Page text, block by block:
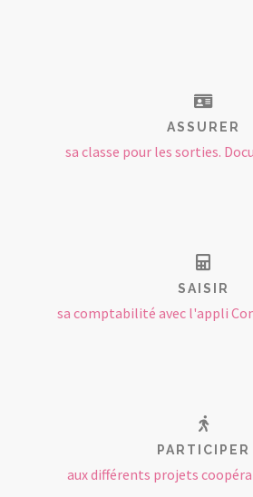
ASSURER
sa classe pour les sorties.
SAISIR
sa comptabilité avec l'appli
PARTICIPER
aux différents projets